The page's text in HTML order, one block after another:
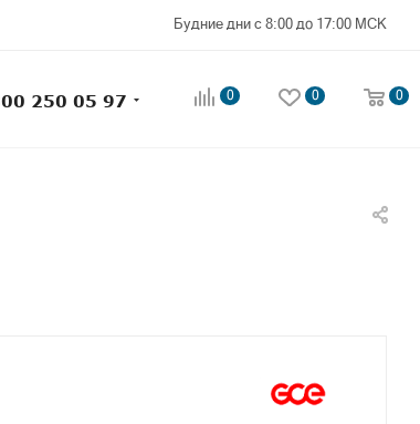
Будние дни с 8:00 до 17:00 МСК
250 05 97 0 0 0